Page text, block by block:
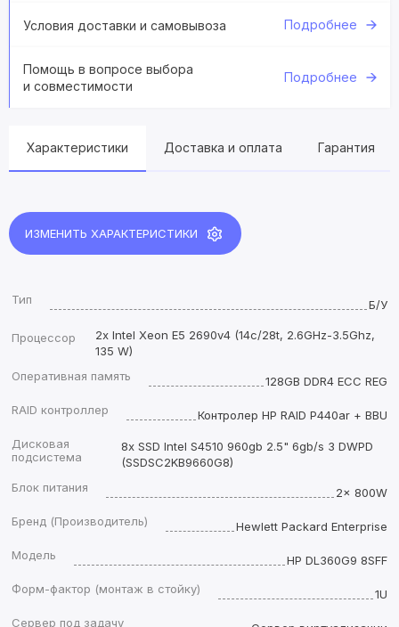
Условия доставки и самовывоза Подробнее
Помощь в вопросе выбора
и совместимости
Подробнее
Характеристики Доставка и оплата Гарантия
ИЗМЕНИТЬ ХАРАКТЕРИСТИКИ
Тип Б/У
Процессор
2x Intel Xeon E5 2690v4 (14с/28t, 2.6GHz-3.5Ghz,
135 W)
Оперативная память
128GB DDR4 ECC REG
RAID контроллер
Контролер HP RAID P440ar + BBU
Дисковая
подсистема
8x SSD Intel S4510 960gb 2.5" 6gb/s 3 DWPD
(SSDSC2KB9660G8)
Блок питания
2x 800W
Бренд (Производитель)
Hewlett Packard Enterprise
Модель
HP DL360G9 8SFF
Форм-фактор (монтаж в стойку)
1U
Сервер под задачу